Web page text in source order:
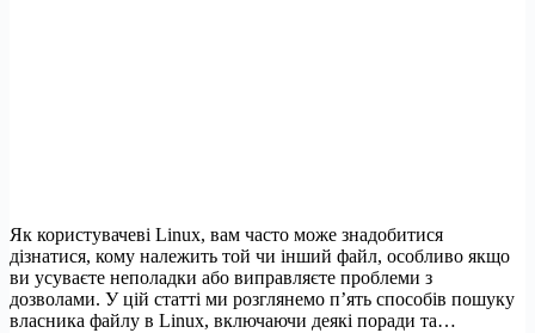
Як користувачеві Linux, вам часто може знадобитися
дізнатися, кому належить той чи інший файл, особливо якщо
ви усуваєте неполадки або виправляєте проблеми з
дозволами. У цій статті ми розглянемо п’ять способів пошуку
власника файлу в Linux, включаючи деякі поради та…